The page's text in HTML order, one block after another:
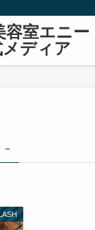
容室エ
ディア
–